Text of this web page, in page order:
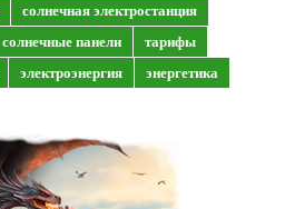
солнечная электростанция
солнечные панели
тарифы
электроэнергия энергетика